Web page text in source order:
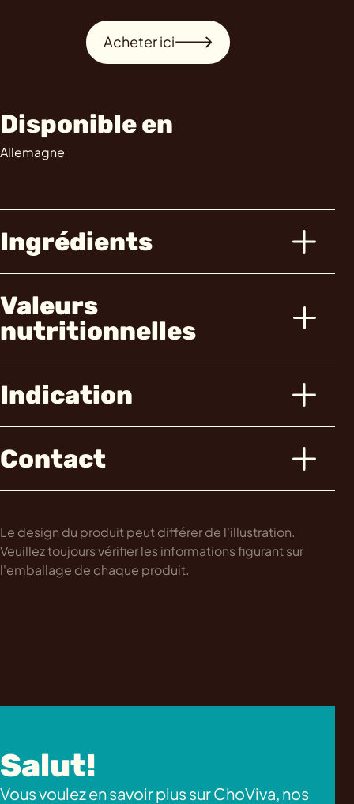
Acheter ici
Disponible en
Allemagne
Ingrédients
Valeurs
nutritionnelles
Indication
Contact
Le design du produit peut différer de l'illustration.
Veuillez toujours vérifier les informations figurant sur
l'emballage de chaque produit.
Salut!
Vous voulez en savoir plus sur ChoViva, nos